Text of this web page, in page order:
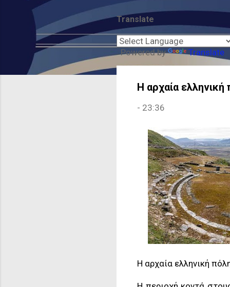
Translate
Powered by Translate
Η αρχαία
- 23:36
Η αρχαία ελληνική